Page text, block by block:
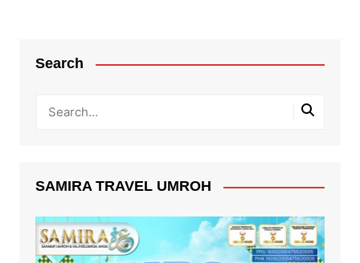
Search
SAMIRA TRAVEL UMROH